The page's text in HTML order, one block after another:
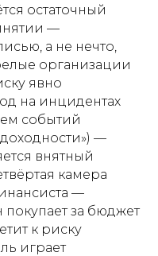
остаточный
—
а не нечто,
организации
явно
на инцидентах
событий
—
внятный
камера
—
за бюджет
к риску
играет